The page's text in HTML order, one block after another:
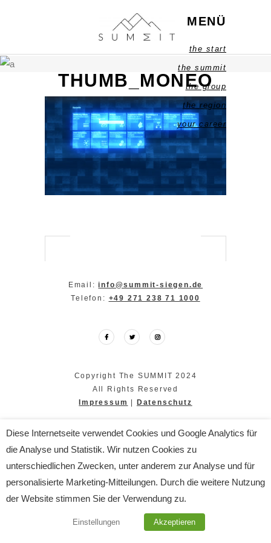
MENÜ
the start
the summit
the group
the region
your career
THUMB_MONEO
Email:info@summit-siegen.de
Telefon: +49 271 238 71 1000
Copyright The SUMMIT 2024
All Rights Reserved
Impressum | Datenschutz
Diese Internetseite verwendet Cookies und Google Analytics für
die Analyse und Statistik. Wir nutzen Cookies zu
unterschiedlichen Zwecken, unter anderem zur Analyse und für
personalisierte Marketing-Mitteilungen. Durch die weitere Nutzung
der Website stimmen Sie der Verwendung zu.
Einstellungen Akzeptieren